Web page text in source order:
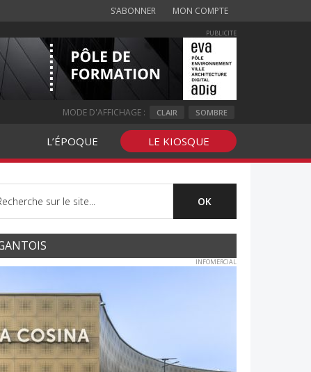
S’ABONNER MON COMPTE
PUBLICITE
MODE D'AFFICHAGE : CLAIR SOMBRE
L’ÉPOQUE LE KIOSQUE
INFOMERCIAL